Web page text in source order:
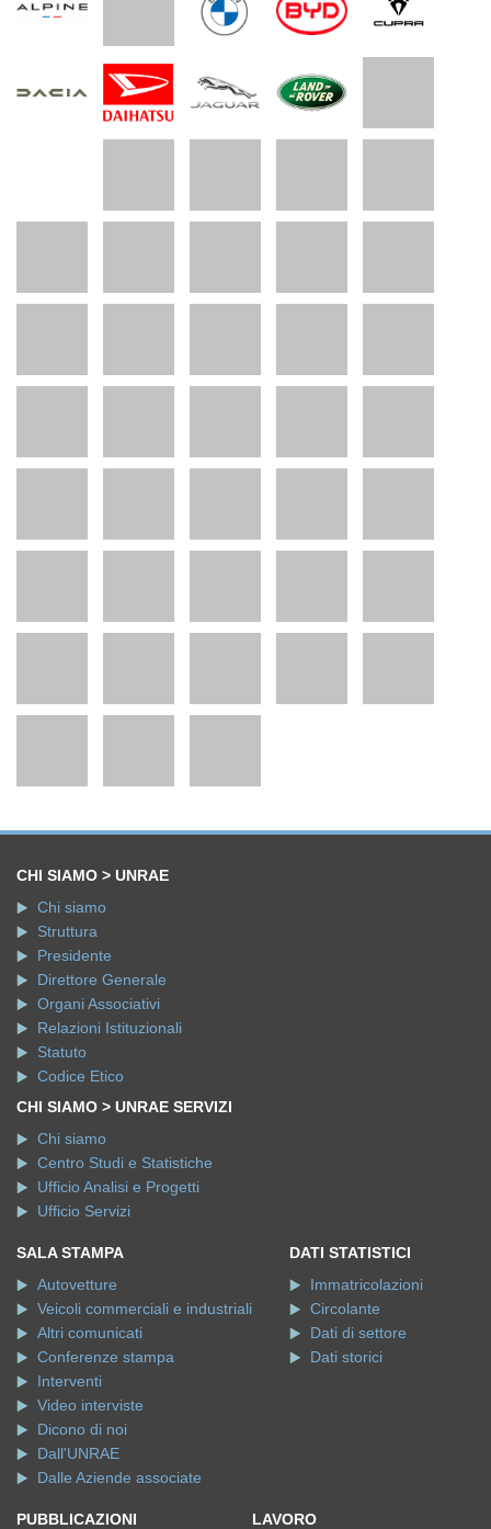
Struttura
Presidente
Direttore Generale
Organi Associativi
Relazioni Istituzionali
Statuto
Codice Etico
Centro Studi e Statistiche
Ufficio Analisi e Progetti
Ufficio Servizi
Veicoli commerciali e industriali
Altri comunicati
Conferenze stampa
Interventi
Video interviste
Dicono di noi
Dall'UNRAE
Dalle Aziende associate
Circolante
Dati di settore
Dati storici